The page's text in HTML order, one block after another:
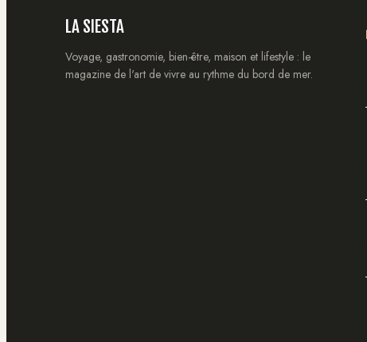
LA SIESTA
Voyage, gastronomie, bien-être, maison et lifestyle : le
magazine de l'art de vivre au rythme du bord de mer.